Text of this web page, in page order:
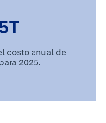
T
costo anual de
2025.